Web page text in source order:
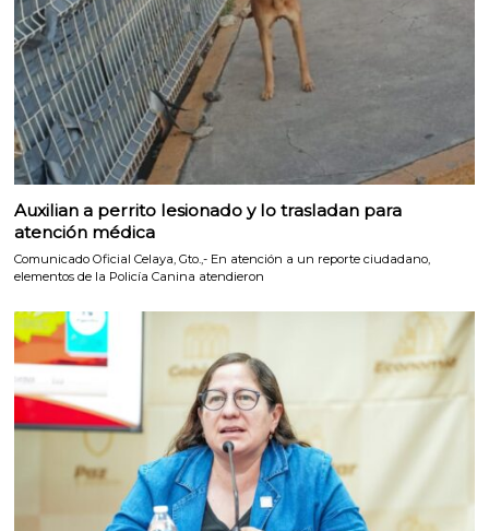
Auxilian a perrito lesionado y lo trasladan para
atención médica
Comunicado Oficial Celaya, Gto.,- En atención a un reporte ciudadano,
elementos de la Policía Canina atendieron